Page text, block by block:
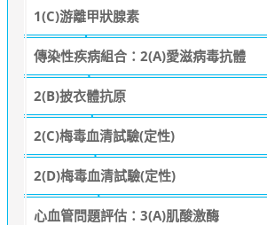
1(C)游離甲狀腺素
傳染性疾病組合：2(A)愛滋病毒抗體
2(B)披衣體抗原
2(C)梅毒血清試驗(定性)
2(D)梅毒血清試驗(定性)
心血管問題評估：3(A)肌酸激酶